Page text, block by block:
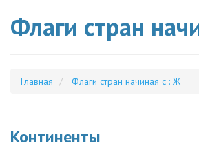
Флаги стран
Главная Флаги стран начиная с : Ж
Континенты